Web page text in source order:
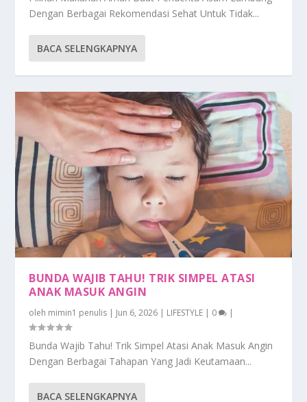
Dengan Berbagai Rekomendasi Sehat Untuk Tidak...
BACA SELENGKAPNYA
BUNDA WAJIB TAHU! TRIK SIMPEL ATASI
ANAK MASUK ANGIN
oleh mimin1 penulis | Jun 6, 2026 | LIFESTYLE | 0 |
Bunda Wajib Tahu! Trik Simpel Atasi Anak Masuk Angin
Dengan Berbagai Tahapan Yang Jadi Keutamaan...
BACA SELENGKAPNYA